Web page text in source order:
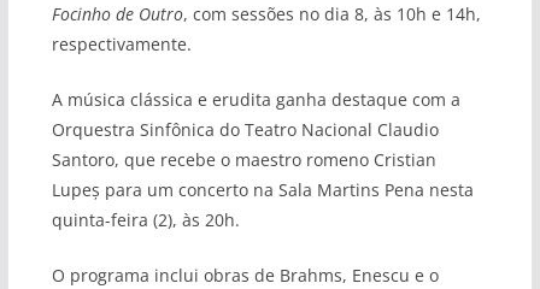
Focinho de Outro, com sessões no dia 8, às 10h e 14h,
respectivamente.
A música clássica e erudita ganha destaque com a
Orquestra Sinfônica do Teatro Nacional Claudio
Santoro, que recebe o maestro romeno Cristian
Lupeș para um concerto na Sala Martins Pena nesta
quinta-feira (2), às 20h.
O programa inclui obras de Brahms, Enescu e o